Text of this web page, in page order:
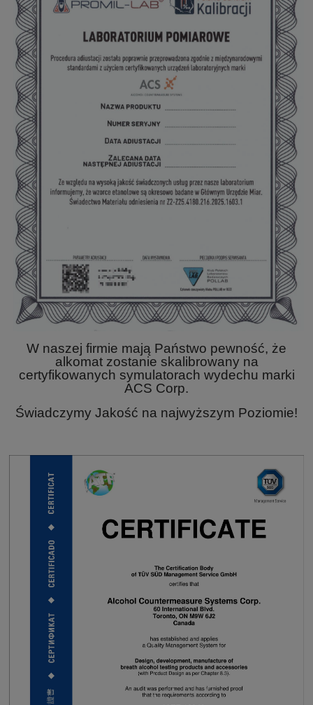
W naszej firmie mają Państwo pewność, że
alkomat zostanie skalibrowany na
certyfikowanych symulatorach wydechu marki
ACS Corp.
Świadczymy Jakość na najwyższym Poziomie!